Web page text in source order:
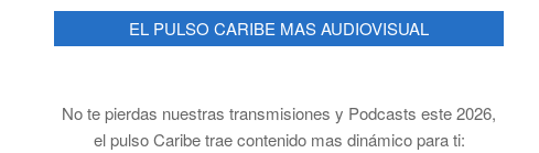
EL PULSO CARIBE MAS AUDIOVISUAL
No te pierdas nuestras transmisiones y Podcasts este 2026,
el pulso Caribe trae contenido mas dinámico para ti: